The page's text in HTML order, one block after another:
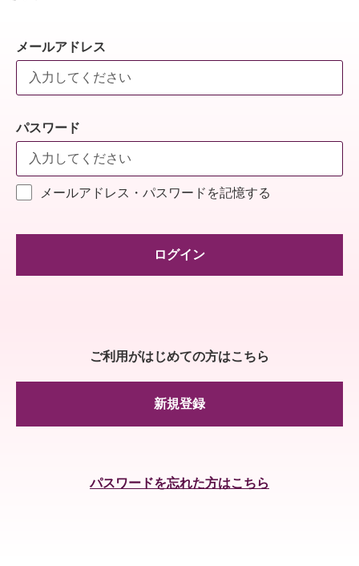
メールアドレス
パスワード
メールアドレス・パスワードを記憶する
ログイン
ご利用がはじめての方はこちら
新規登録
パスワードを忘れた方はこちら